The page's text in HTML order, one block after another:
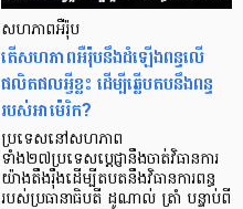
សហភាពអឺរ៉ុប
តើសហភាពអឺរ៉ុបនឹងដំឡើងពន្ធលើ
ផលិតផលអ្វីខ្លះ ដើម្បីឆ្លើបតបនឹងពន្ធ
របស់អាម៉េរិក?
ប្រទេសនៅសហភាព
ទាំង២៧ប្រទេសប្តេជ្ញានឹងចាត់វិធានការ
យ៉ាងតឹងរ៉ឹងដើម្បីតបតនឹងវិធានការពន្ធ
របស់ប្រធានាធិបតី ដូណាល់ ត្រាំ បន្ទាប់ពី